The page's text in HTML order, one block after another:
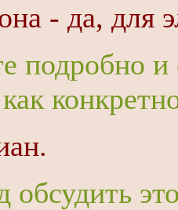
- да, для
подробно
обсудить